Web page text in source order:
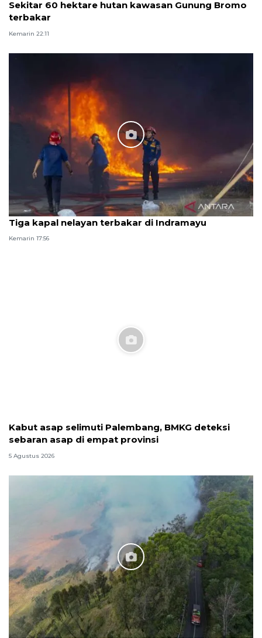
Sekitar 60 hektare hutan kawasan Gunung Bromo
terbakar
Kemarin 22:11
Tiga kapal nelayan terbakar di Indramayu
Kemarin 17:56
Kabut asap selimuti Palembang, BMKG deteksi
sebaran asap di empat provinsi
5 Agustus 2026